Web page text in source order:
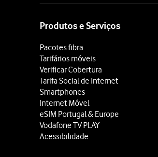
Produtos e Serviços
Pacotes fibra
Tarifários móveis
Verificar Cobertura
Tarifa Social de Internet
Smartphones
Internet Móvel
eSIM Portugal & Europe
Vodafone TV PLAY
Acessibilidade